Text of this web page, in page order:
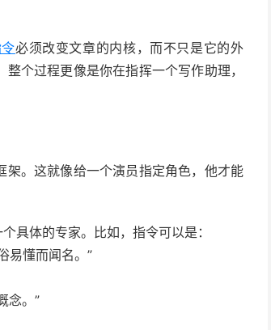
必须改变文章的内核，而不只是它的外
个过程更像是你在指挥一个写作助理，
。这就像给一个演员指定角色，他才能
具体的专家。比如，指令可以是：
易懂而闻名。”
念。”